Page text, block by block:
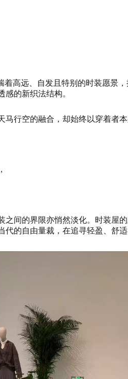
高远、自发且特别的时装愿
的新织法结构。
行空的融合，却始终以穿着者
间的界限亦悄然淡化。时装
的自由量裁，在追寻轻盈、舒